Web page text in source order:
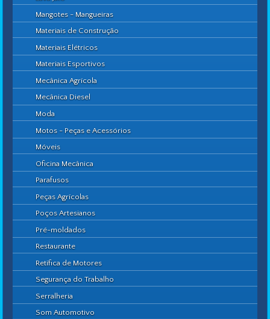
Mangotes - Mangueiras
Materiais de Construção
Materiais Elétricos
Materiais Esportivos
Mecânica Agrícola
Mecânica Diesel
Moda
Motos - Peças e Acessórios
Móveis
Oficina Mecânica
Parafusos
Peças Agrícolas
Poços Artesianos
Pré-moldados
Restaurante
Retífica de Motores
Segurança do Trabalho
Serralheria
Som Automotivo